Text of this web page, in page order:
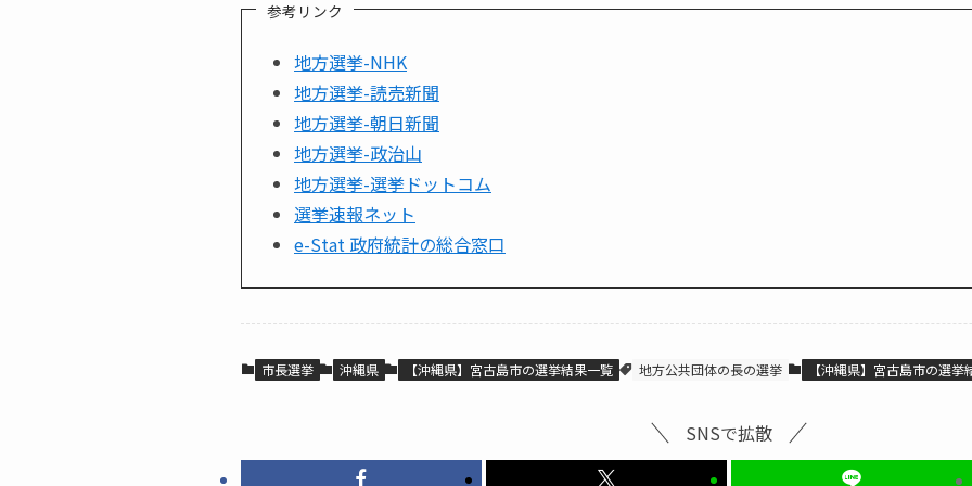
参考リンク
地方選挙-NHK
地方選挙-読売新聞
地方選挙-朝日新聞
地方選挙-政治山
地方選挙-選挙ドットコム
選挙速報ネット
e-Stat 政府統計の総合窓口
市長選挙 沖縄県 【沖縄県】宮古島市の選挙結果一覧 地方公共団体の長の選挙 【沖縄県】宮古島市の選挙
SNSで拡散